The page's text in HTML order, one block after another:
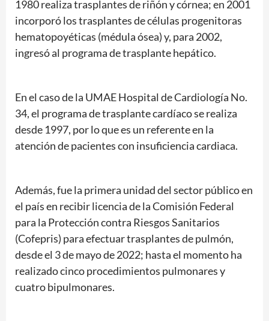
1980 realiza trasplantes de riñón y córnea; en 2001
incorporó los trasplantes de células progenitoras
hematopoyéticas (médula ósea) y, para 2002,
ingresó al programa de trasplante hepático.
En el caso de la UMAE Hospital de Cardiología No.
34, el programa de trasplante cardíaco se realiza
desde 1997, por lo que es un referente en la
atención de pacientes con insuficiencia cardiaca.
Además, fue la primera unidad del sector público en
el país en recibir licencia de la Comisión Federal
para la Protección contra Riesgos Sanitarios
(Cofepris) para efectuar trasplantes de pulmón,
desde el 3 de mayo de 2022; hasta el momento ha
realizado cinco procedimientos pulmonares y
cuatro bipulmonares.